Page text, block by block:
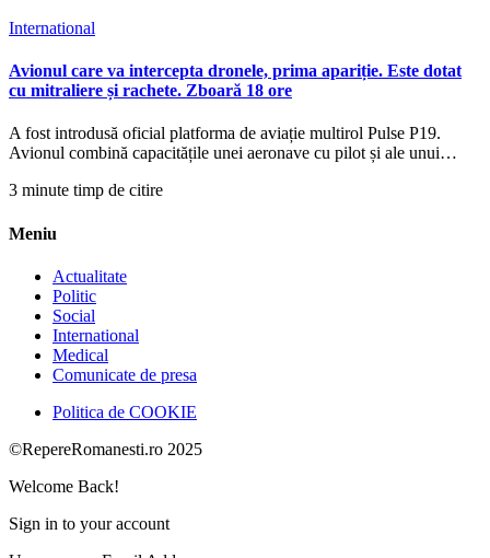
International
Avionul care va intercepta dronele, prima apariție. Este dotat
cu mitraliere și rachete. Zboară 18 ore
A fost introdusă oficial platforma de aviație multirol Pulse P19.
Avionul combină capacitățile unei aeronave cu pilot și ale unui…
3 minute timp de citire
Meniu
Actualitate
Politic
Social
International
Medical
Comunicate de presa
Politica de COOKIE
©RepereRomanesti.ro 2025
Welcome Back!
Sign in to your account